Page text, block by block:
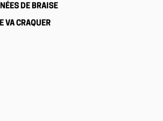
DE BRAISE
VA CRAQUER